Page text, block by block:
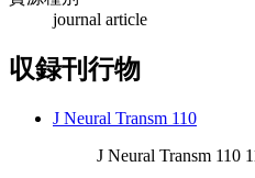
journal article
収録刊行物
J Neural Transm 110
J Neural Transm 110